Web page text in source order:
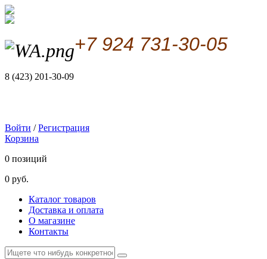
+7 924 731-30-05
8 (423) 201-30-09
Войти /Регистрация
Корзина
0 позиций
0 руб.
Каталог товаров
Доставка и оплата
О магазине
Контакты